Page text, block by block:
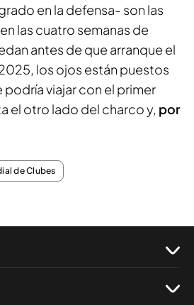
en la defensa- son las
las cuatro semanas de
antes de que arranque el
los ojos están puestos
podría viajar con el primer
el otro lado del charco y, por
de Clubes